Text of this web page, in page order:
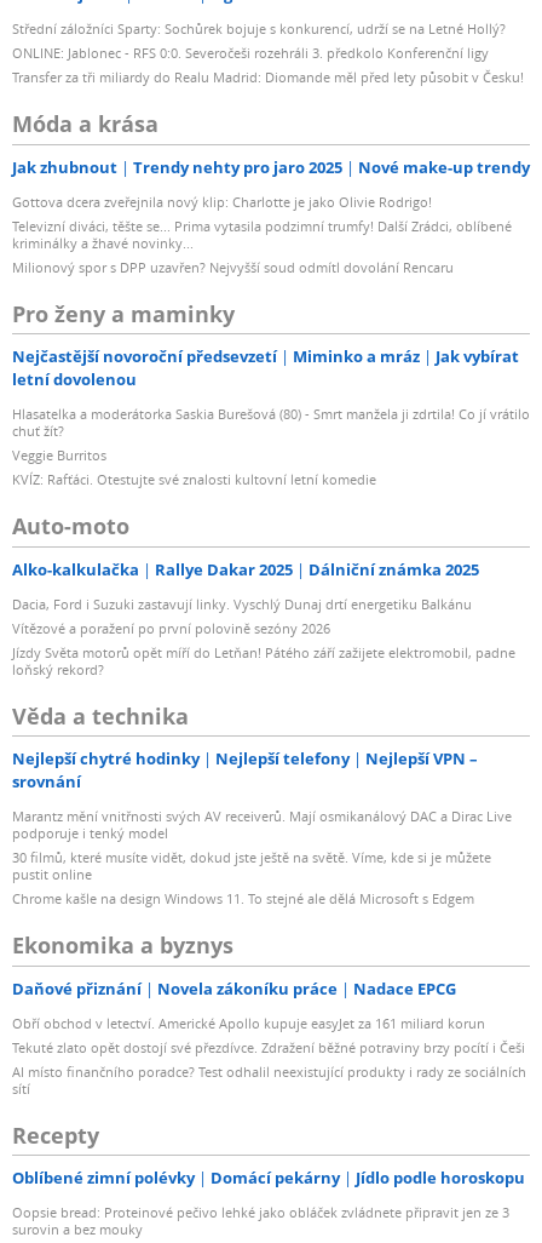
Střední záložníci Sparty: Sochůrek bojuje s konkurencí, udrží se na Letné Hollý?
ONLINE: Jablonec - RFS 0:0. Severočeši rozehráli 3. předkolo Konferenční ligy
Transfer za tři miliardy do Realu Madrid: Diomande měl před lety působit v Česku!
Móda a krása
Jak zhubnout Trendy nehty pro jaro 2025 Nové make-up trendy
Gottova dcera zveřejnila nový klip: Charlotte je jako Olivie Rodrigo!
Televizní diváci, těšte se... Prima vytasila podzimní trumfy! Další Zrádci, oblíbené
kriminálky a žhavé novinky...
Milionový spor s DPP uzavřen? Nejvyšší soud odmítl dovolání Rencaru
Pro ženy a maminky
Nejčastější novoroční předsevzetí Miminko a mráz
Jak vybírat
letní dovolenou
Hlasatelka a moderátorka Saskia Burešová (80) - Smrt manžela ji zdrtila! Co jí vrátilo
chuť žít?
Veggie Burritos
KVÍZ: Rafťáci. Otestujte své znalosti kultovní letní komedie
Auto-moto
Alko-kalkulačka Rallye Dakar 2025 Dálniční známka 2025
Dacia, Ford i Suzuki zastavují linky. Vyschlý Dunaj drtí energetiku Balkánu
Vítězové a poražení po první polovině sezóny 2026
Jízdy Světa motorů opět míří do Letňan! Pátého září zažijete elektromobil, padne
loňský rekord?
Věda a technika
Nejlepší chytré hodinky Nejlepší telefony
Nejlepší VPN –
srovnání
Marantz mění vnitřnosti svých AV receiverů. Mají osmikanálový DAC a Dirac Live
podporuje i tenký model
30 filmů, které musíte vidět, dokud jste ještě na světě. Víme, kde si je můžete
pustit online
Chrome kašle na design Windows 11. To stejné ale dělá Microsoft s Edgem
Ekonomika a byznys
Daňové přiznání Novela zákoníku práce Nadace EPCG
Obří obchod v letectví. Americké Apollo kupuje easyJet za 161 miliard korun
Tekuté zlato opět dostojí své přezdívce. Zdražení běžné potraviny brzy pocítí i Češi
AI místo finančního poradce? Test odhalil neexistující produkty i rady ze sociálních
sítí
Recepty
Oblíbené zimní polévky Domácí pekárny Jídlo podle horoskopu
Oopsie bread: Proteinové pečivo lehké jako obláček zvládnete připravit jen ze 3
surovin a bez mouky